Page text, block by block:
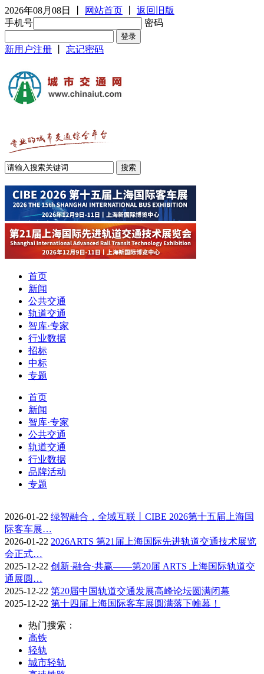
2026年08月08日 网站首页
返回旧版
手机号
密码
新用户注册 忘记密码
首页
新闻
公共交通
轨道交通
智库·专家
行业数据
招标
中标
专题
首页
新闻
智库·专家
公共交通
轨道交通
行业数据
品牌活动
专题
2026-01-22 绿智融合，全域互联丨CIBE 2026第十五届上海国
际客车展…
2026-01-22 2026ARTS 第21届上海国际先进轨道交通技术展览
会正式…
2025-12-22 创新·融合·共赢——第20届 ARTS 上海国际轨道交
通展圆…
2025-12-22 第20届中国轨道交通发展高峰论坛圆满闭幕
2025-12-22 第十四届上海国际客车展圆满落下帷幕！
热门搜索：
高铁
轻轨
城市轻轨